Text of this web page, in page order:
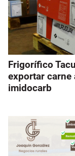
Frigorífico
exportar carne
imidocarb